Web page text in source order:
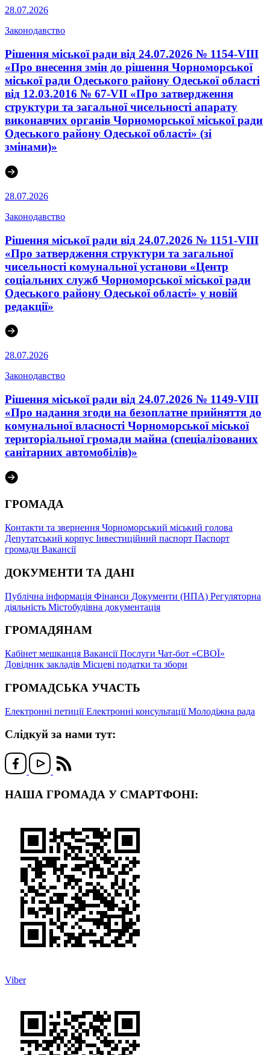
28.07.2026
Законодавство
Рішення міської ради від 24.07.2026 № 1154-VIII
«Про внесення змін до рішення Чорноморської
міської ради Одеського району Одеської області
від 12.03.2016 № 67-VІI «Про затвердження
структури та загальної чисельності апарату
виконавчих органів Чорноморської міської ради
Одеського району Одеської області» (зі
змінами)»
28.07.2026
Законодавство
Рішення міської ради від 24.07.2026 № 1151-VIII
«Про затвердження структури та загальної
чисельності комунальної установи «Центр
соціальних служб Чорноморської міської ради
Одеського району Одеської області» у новій
редакції»
28.07.2026
Законодавство
Рішення міської ради від 24.07.2026 № 1149-VIII
«Про надання згоди на безоплатне прийняття до
комунальної власності Чорноморської міської
територіальної громади майна (спеціалізованих
санітарних автомобілів)»
ГРОМАДА
Контакти та звернення Чорноморський міський голова
Депутатський корпус Інвестиційний паспорт Паспорт
громади Вакансії
ДОКУМЕНТИ ТА ДАНІ
Публічна інформація Фінанси Документи (НПА) Регуляторна
діяльність Містобудівна документація
ГРОМАДЯНАМ
Кабінет мешканця ВакансіїПослуги Чат-бот «СВОЇ»
Довідник закладів Місцеві податки та збори
ГРОМАДСЬКА УЧАСТЬ
Електронні петиціїЕлектронні консультаціїМолодіжна рада
Слідкуй за нами тут:
НАША ГРОМАДА У СМАРТФОНІ:
Viber